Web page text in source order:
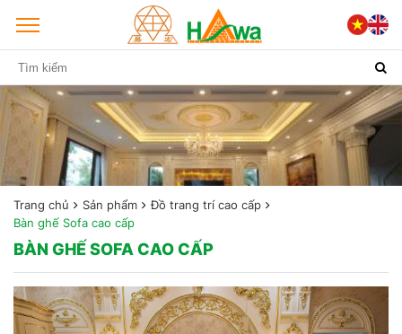
Trang chủ Sản phẩm
Đồ trang trí cao cấp
Bàn ghế Sofa cao cấp
BÀN GHẾ SOFA CAO CẤP